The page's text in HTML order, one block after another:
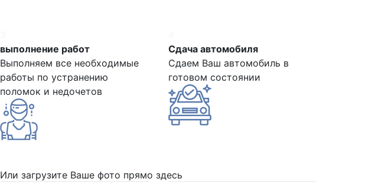
выполнение работ
Выполняем все необходимые
работы по устранению
поломок и недочетов
Сдача автомобиля
Сдаем Ваш автомобиль в
готовом состоянии
Или загрузите Ваше фото прямо здесь